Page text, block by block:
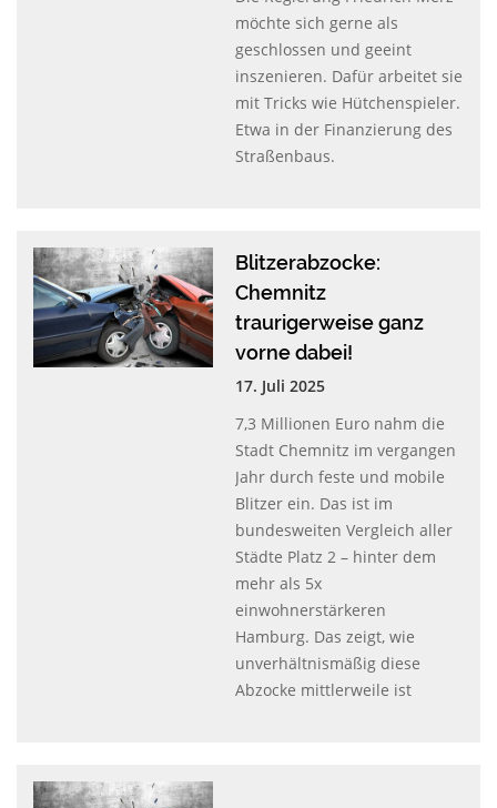
möchte sich gerne als
geschlossen und geeint
inszenieren. Dafür arbeitet sie
mit Tricks wie Hütchenspieler.
Etwa in der Finanzierung des
Straßenbaus.
Blitzerabzocke:
Chemnitz
traurigerweise ganz
vorne dabei!
17. Juli 2025
7,3 Millionen Euro nahm die
Stadt Chemnitz im vergangen
Jahr durch feste und mobile
Blitzer ein. Das ist im
bundesweiten Vergleich aller
Städte Platz 2 – hinter dem
mehr als 5x
einwohnerstärkeren
Hamburg. Das zeigt, wie
unverhältnismäßig diese
Abzocke mittlerweile ist